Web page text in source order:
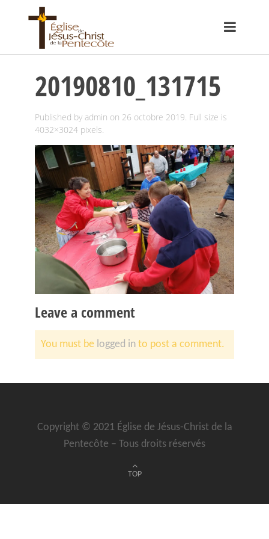
20190810_131715
Published by admin on 26 octobre 2019. Full size is
4032×3024 pixels.
Leave a comment
You must be logged in to post a comment.
TOP
Copyright © 2021 Église de Jésus-Christ de la
Pentecôte – Tous droits réservés